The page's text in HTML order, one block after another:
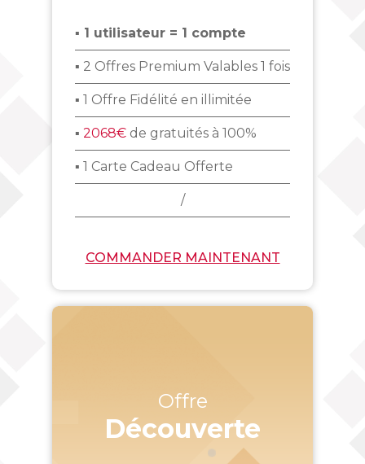
Offre
Découverte
▪ 1 utilisateur = 1 compte
▪ 2 Offres Premium Valables 1 fois
▪ 1 Offre Fidélité en illimitée
▪ 2068€ de gratuités à 100%
▪ 1 Carte Cadeau Offerte
/
COMMANDER MAINTENANT